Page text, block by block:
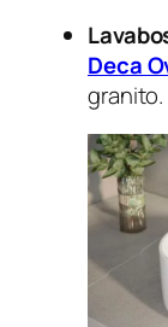
Deca
granito.